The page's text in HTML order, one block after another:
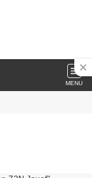
MENU